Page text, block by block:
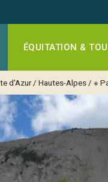
ÉQUITATION &
d'Azur/ Hautes-Alpes / ※